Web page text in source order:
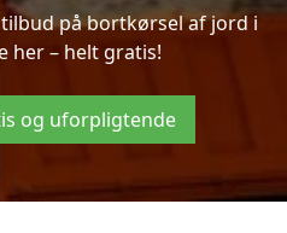
på bortkørsel af jord i
her – helt gratis!
og uforpligtende